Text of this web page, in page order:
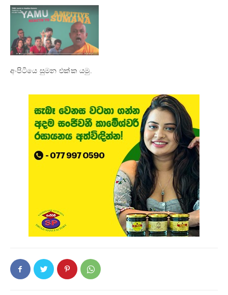
අංපිටියෙ සුමන එක්ක යමු.